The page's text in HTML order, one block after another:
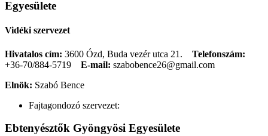
Egyesülete
Vidéki szervezet
Hivatalos cím: 3600 Ózd, Buda vezér utca 21. Telefonszám:
+36-70/884-5719
E-mail: szabobence26@gmail.com
Elnök: Szabó Bence
Fajtagondozó szervezet:
Ebtenyésztők Gyöngyösi Egyesülete